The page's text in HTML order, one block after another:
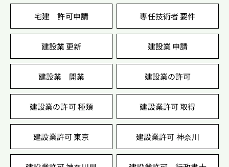
宅建 許可申請 専任技術者 要件
建設業 更新 建設業 申請
建設業 開業 建設業の許可
建設業の許可 種類 建設業許可 取得
建設業許可 東京 建設業許可 神奈川